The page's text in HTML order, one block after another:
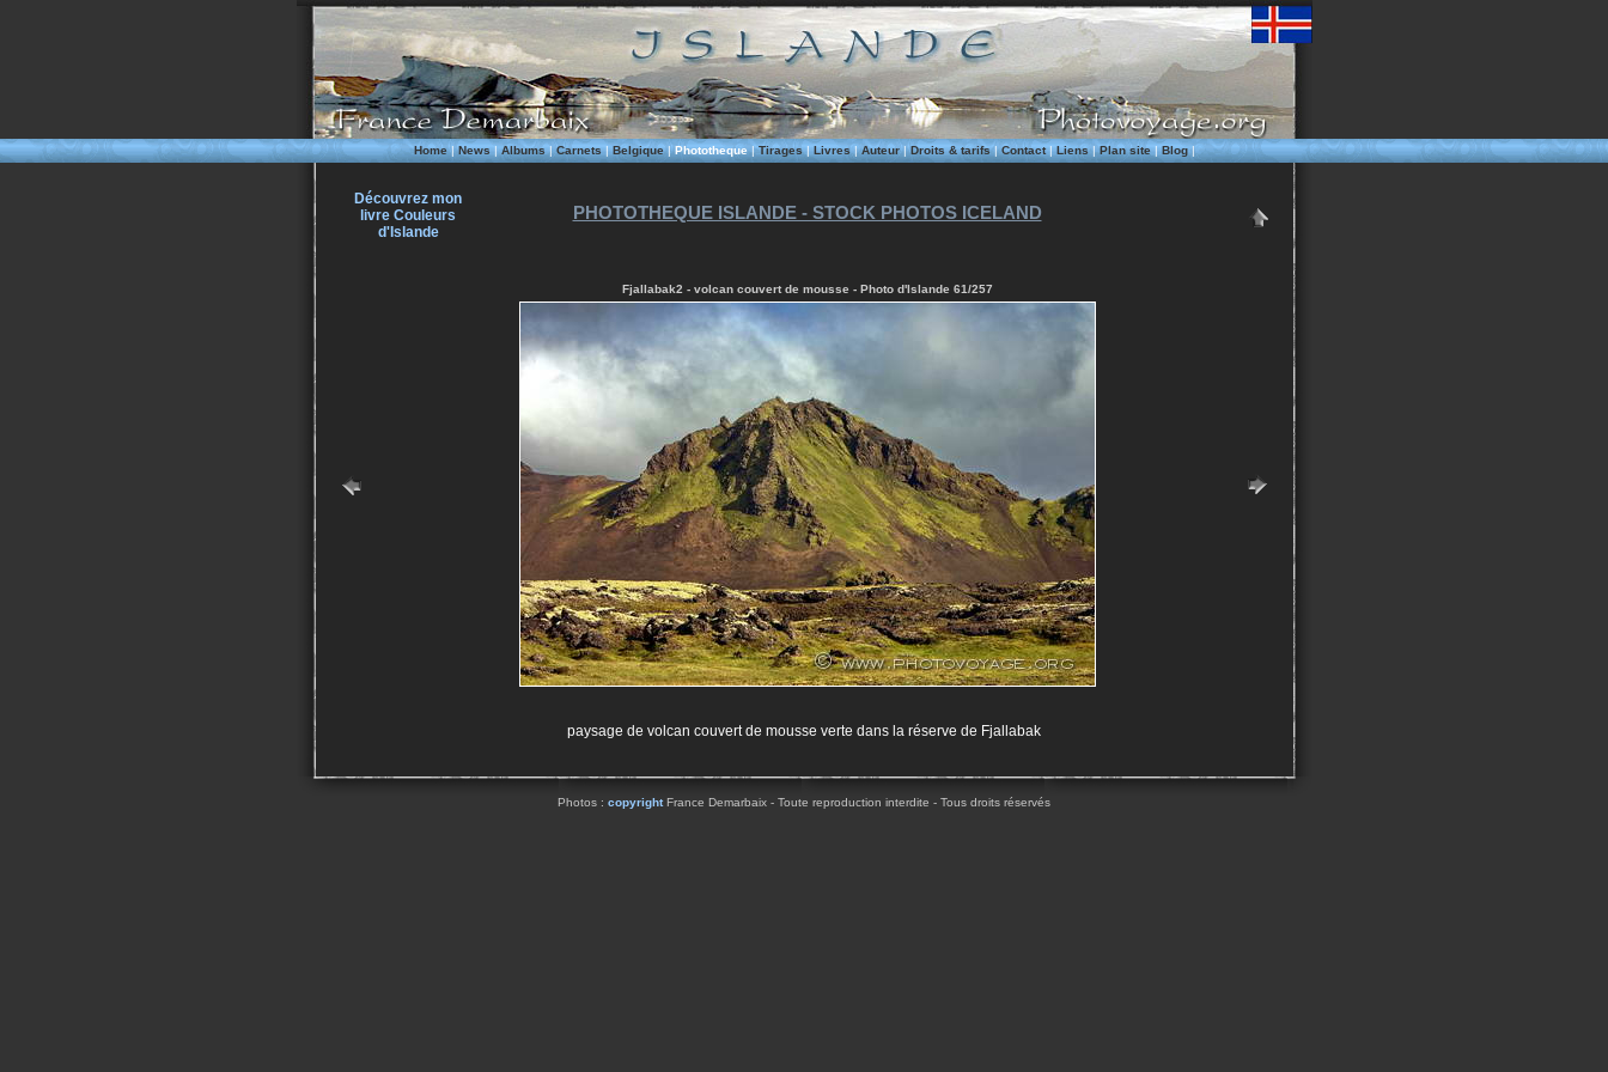
Home|News| Albums| Carnets|Belgique|Phototheque|Tirages|Livres|Auteur|Droits & tarifs|Contact|Liens|Plan site|Blog|
Découvrez mon
livre Couleurs
d'Islande
PHOTOTHEQUE ISLANDE - STOCK PHOTOS ICELAND
Fjallabak2 - volcan couvert de mousse - Photo d'Islande 61/257
paysage de volcan couvert de mousse verte dans la réserve de Fjallabak
Photos : copyrightFrance Demarbaix - Toute reproduction interdite - Tous droits réservés